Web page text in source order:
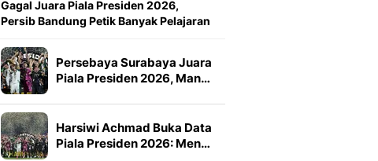
Gagal Juara Piala Presiden 2026,
Persib Bandung Petik Banyak Pelajaran
Persebaya Surabaya Juara
Piala Presiden 2026, Man…
Harsiwi Achmad Buka Data
Piala Presiden 2026: Men…